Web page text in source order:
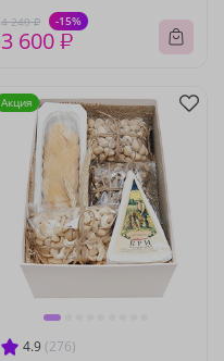
4 240 ₽ -15%
3 600 ₽
4.9 (276)
Акция